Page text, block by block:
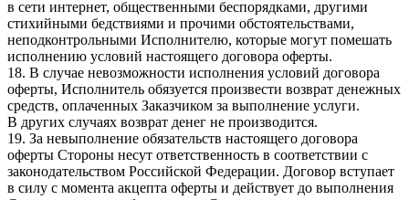
в сети интернет, общественными беспорядками, другими
стихийными бедствиями и прочими обстоятельствами,
неподконтрольными Исполнителю, которые могут помешать
исполнению условий настоящего договора оферты.
18. В случае невозможности исполнения условий договора
оферты, Исполнитель обязуется произвести возврат денежных
средств, оплаченных Заказчиком за выполнение услуги.
В других случаях возврат денег не производится.
19. За невыполнение обязательств настоящего договора
оферты Стороны несут ответственность в соответствии с
законодательством Российской Федерации. Договор вступает
в силу с момента акцепта оферты и действует до выполнения